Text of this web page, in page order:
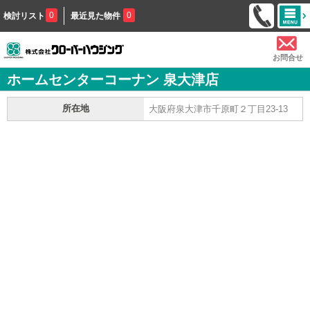
検討リスト 0 最近見た物件 0
お問合せ
ホームセンターコーナン 泉大津店
所在地 大阪府泉大津市千原町２丁目23-13